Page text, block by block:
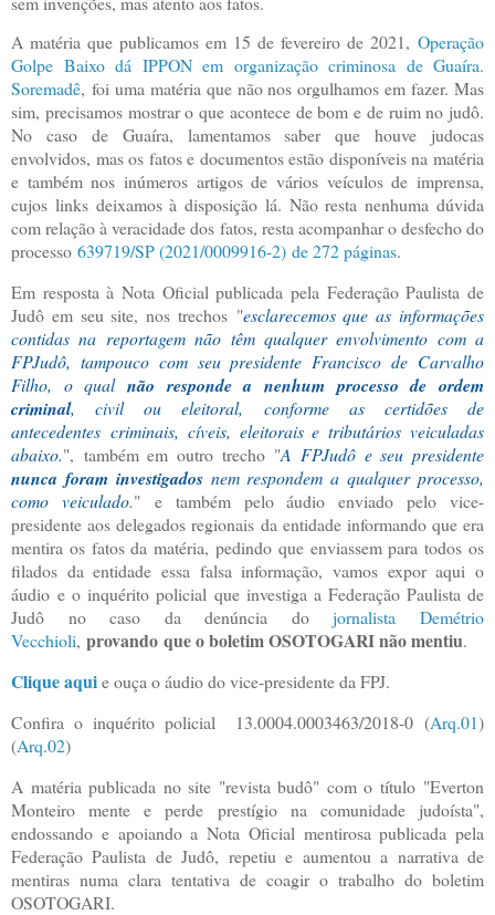
A matéria que publicamos em 15 de fevereiro de 2021, Operação
Golpe Baixo dá IPPON em organização criminosa de Guaíra.
Soremadê, foi uma matéria que não nos orgulhamos em fazer. Mas
sim, precisamos mostrar o que acontece de bom e de ruim no judô.
No caso de Guaíra, lamentamos saber que houve judocas
envolvidos, mas os fatos e documentos estão disponíveis na matéria
e também nos inúmeros artigos de vários veículos de imprensa,
cujos links deixamos à disposição lá. Não resta nenhuma dúvida
com relação à veracidade dos fatos, resta acompanhar o desfecho do
processo 639719/SP (2021/0009916-2) de 272 páginas.
Em resposta à Nota Oficial publicada pela Federação Paulista de
Judô em seu site, nos trechos "esclarecemos que as informações
contidas na reportagem não têm qualquer envolvimento com a
FPJudô, tampouco com seu presidente Francisco de Carvalho
Filho, o qual não responde a nenhum processo de ordem
criminal, civil ou eleitoral, conforme as certidões de
antecedentes criminais, cíveis, eleitorais e tributários veiculadas
abaixo.", também em outro trecho "A FPJudô e seu presidente
nunca foram investigadosnem respondem a qualquer processo,
como veiculado." e também pelo áudio enviado pelo vice-
presidente aos delegados regionais da entidade informando que era
mentira os fatos da matéria, pedindo que enviassem para todos os
filados da entidade essa falsa informação, vamos expor aqui o
áudio e o inquérito policial que investiga a Federação Paulista de
Judô no caso da denúncia dojornalista Demétrio
Vecchioli, provando que o boletim OSOTOGARI não mentiu.
Clique aquie ouça o áudio do vice-presidente da FPJ.
Confira o inquérito policial 13.0004.0003463/2018-0 (Arq.01)
(Arq.02)
A matéria publicada no site "revista budô" com o título "Everton
Monteiro mente e perde prestígio na comunidade judoísta",
endossando e apoiando a Nota Oficial mentirosa publicada pela
Federação Paulista de Judô, repetiu e aumentou a narrativa de
mentiras numa clara tentativa de coagir o trabalho do boletim
OSOTOGARI.